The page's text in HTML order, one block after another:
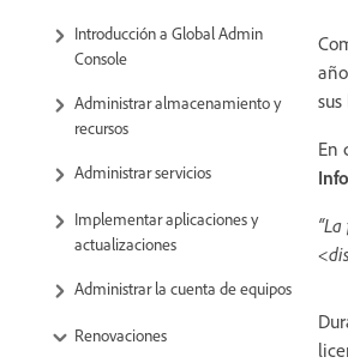
Introducción a Global Admin
Console
Administrar almacenamiento y
recursos
Administrar servicios
Implementar aplicaciones y
actualizaciones
Administrar la cuenta de equipos
Renovaciones
En